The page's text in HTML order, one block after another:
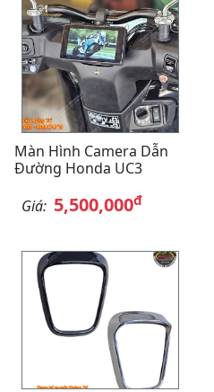
Màn Hình Camera Dẫn
Đường Honda UC3
Giá: 5,500,000đ